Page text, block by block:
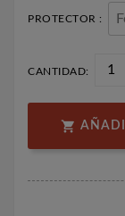
PROTECTOR :
CANTIDAD:
